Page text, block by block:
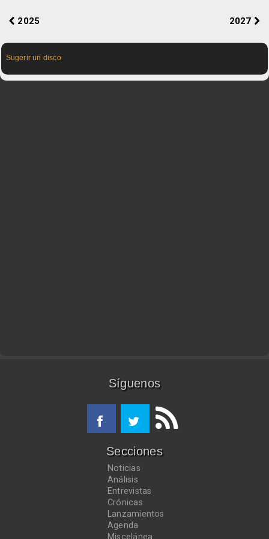
2025 2027
Sugerir un disco
Síguenos
Secciones
Noticias
Análisis
Entrevistas
Crónicas
Lanzamientos
Agenda
Miscelánea